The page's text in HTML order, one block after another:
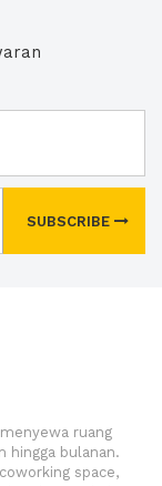
SUBSCRIBE
ruang
hingga bulanan.
space,